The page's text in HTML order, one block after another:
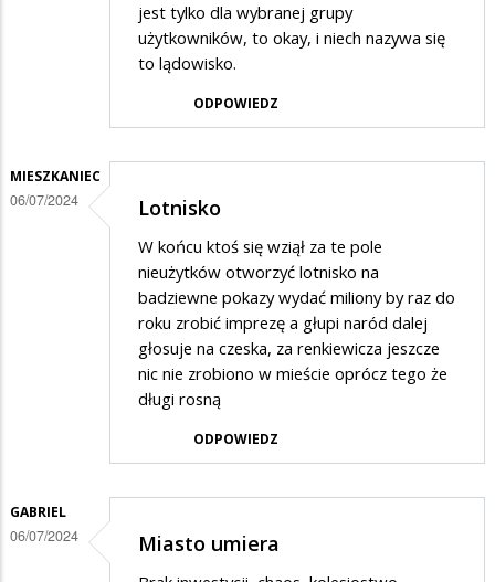
jest tylko dla wybranej grupy
użytkowników, to okay, i niech nazywa się
to lądowisko.
ODPOWIEDZ
MIESZKANIEC
06/07/2024 Lotnisko
W końcu ktoś się wziął za te pole
nieużytków otworzyć lotnisko na
badziewne pokazy wydać miliony by raz do
roku zrobić imprezę a głupi naród dalej
głosuje na czeska, za renkiewicza jeszcze
nic nie zrobiono w mieście oprócz tego że
długi rosną
ODPOWIEDZ
GABRIEL
06/07/2024 Miasto umiera